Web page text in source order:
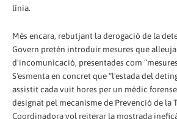
línia.
Més encara, rebutjant la derogació de la
Govern pretén introduir mesures que
d'incomunicació, presentades com
S'esmenta en concret que “l'estada del
assistit cada vuit hores per un mèdic
designat pel mecanisme de Prevenció de la
Coordinadora vol reiterar la mostrada